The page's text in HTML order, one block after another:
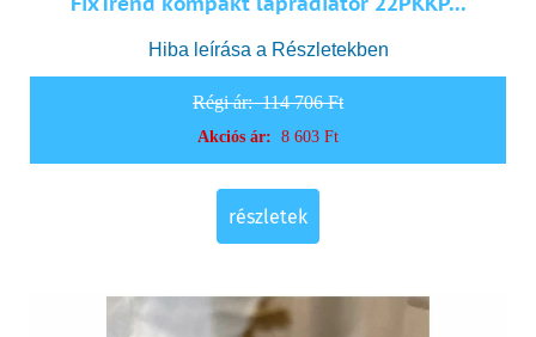
Hiba leírása a Részletekben
Régi ár:114 706 Ft
Akciós ár: 8 603 Ft
részletek